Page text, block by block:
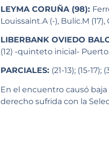
LEYMA CORUÑA (98):
Louissaint.A (-), Bulic.M (17),
LIBERBANK OVIEDO
(12) -quinteto inicial-
PARCIALES: (21-13); (15-17);
En el encuentro causó
derecho sufrida con la